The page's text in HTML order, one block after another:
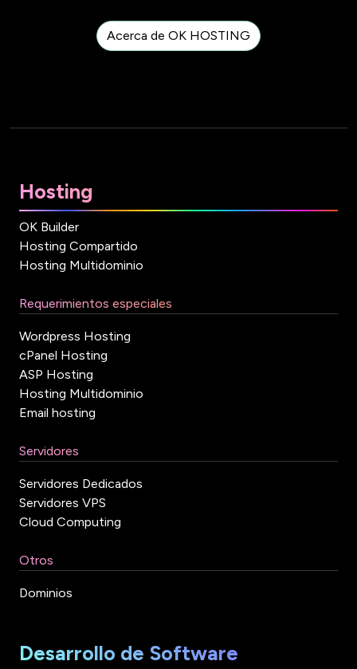
Acerca de OK HOSTING
Hosting
OK Builder
Hosting Compartido
Hosting Multidominio
Requerimientos especiales
Wordpress Hosting
cPanel Hosting
ASP Hosting
Hosting Multidominio
Email hosting
Servidores
Servidores Dedicados
Servidores VPS
Cloud Computing
Otros
Dominios
Desarrollo de Software